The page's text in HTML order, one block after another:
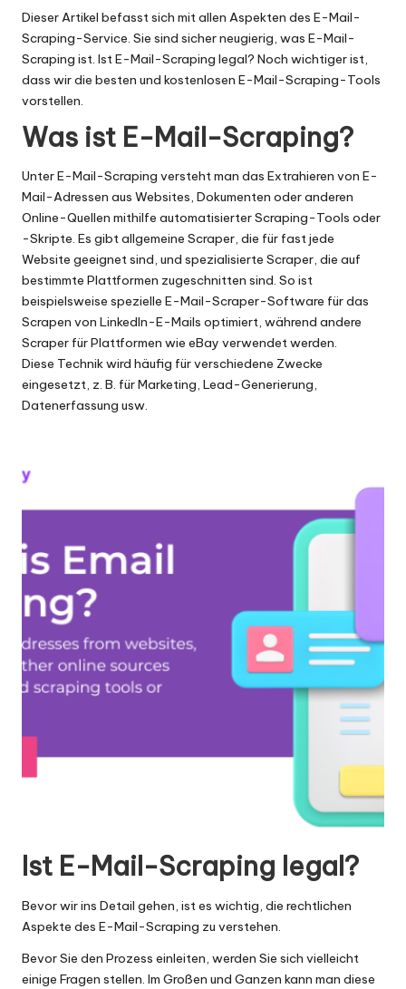
e
st
v
er
si
o
n
]
-
O
k
e
y
r
o
y
Dieser Artikel befasst sich mit allen Aspekten des E-Mail-
Scraping-Service. Sie sind sicher neugierig, was E-Mail-
Scraping ist. Ist E-Mail-Scraping legal? Noch wichtiger ist,
dass wir die besten und kostenlosen E-Mail-Scraping-Tools
vorstellen.
Was ist E-Mail-Scraping?
Unter E-Mail-Scraping versteht man das Extrahieren von E-
Mail-Adressen aus Websites, Dokumenten oder anderen
Online-Quellen mithilfe automatisierter Scraping-Tools oder
-Skripte. Es gibt allgemeine Scraper, die für fast jede
Website geeignet sind, und spezialisierte Scraper, die auf
bestimmte Plattformen zugeschnitten sind. So ist
beispielsweise spezielle E-Mail-Scraper-Software für das
Scrapen von LinkedIn-E-Mails optimiert, während andere
Scraper für Plattformen wie eBay verwendet werden.
Diese Technik wird häufig für verschiedene Zwecke
eingesetzt, z. B. für Marketing, Lead-Generierung,
Datenerfassung usw.
Ist E-Mail-Scraping legal?
Bevor wir ins Detail gehen, ist es wichtig, die rechtlichen
Aspekte des E-Mail-Scraping zu verstehen.
Bevor Sie den Prozess einleiten, werden Sie sich vielleicht
einige Fragen stellen. Im Großen und Ganzen kann man diese